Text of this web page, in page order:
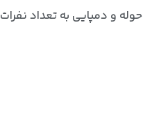
حوله و دمپایی به تعداد نفرات